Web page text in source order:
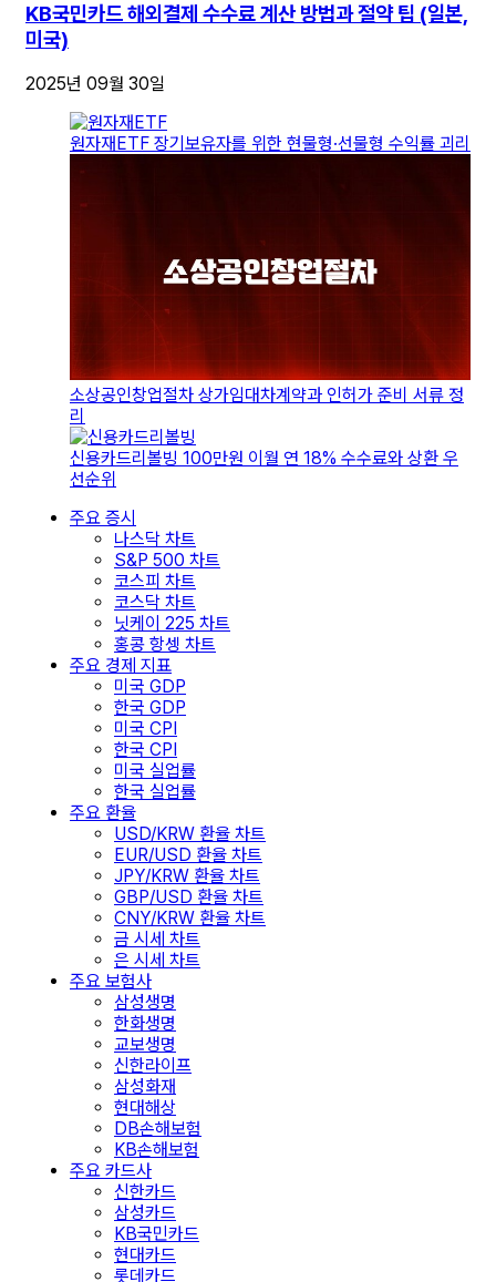
KB국민카드 해외결제 수수료 계산 방법과 절약 팁 (일본,
미국)
2025년 09월 30일
원자재ETF 장기보유자를 위한 현물형·선물형 수익률 괴리
소상공인창업절차 상가임대차계약과 인허가 준비 서류 정
리
신용카드리볼빙 100만원 이월 연 18% 수수료와 상환 우
선순위
주요 증시
나스닥 차트
S&P 500 차트
코스피 차트
코스닥 차트
닛케이 225 차트
홍콩 항셍 차트
주요 경제 지표
미국 GDP
한국 GDP
미국 CPI
한국 CPI
미국 실업률
한국 실업률
주요 환율
USD/KRW 환율 차트
EUR/USD 환율 차트
JPY/KRW 환율 차트
GBP/USD 환율 차트
CNY/KRW 환율 차트
금 시세 차트
은 시세 차트
주요 보험사
삼성생명
한화생명
교보생명
신한라이프
삼성화재
현대해상
DB손해보험
KB손해보험
주요 카드사
신한카드
삼성카드
KB국민카드
현대카드
롯데카드